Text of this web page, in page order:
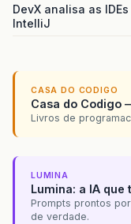
DevX analisa as
IntelliJ
CASA DO CODIGO
Casa do Codigo
Livros de
LUMINA
Lumina: a IA
Prompts prontos
de verdade.